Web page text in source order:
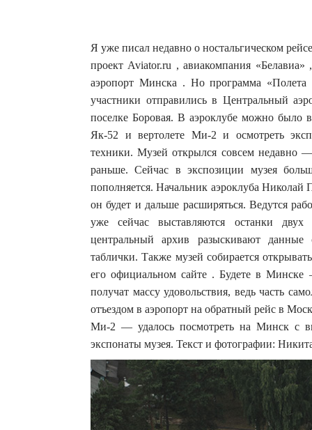
Я уже писал недавно о ностальгическом
проект Aviator.ru , авиакомпания
аэропорт Минска . Но программа «Полета
участники отправились в Центральный
поселке Боровая. В аэроклубе можно было
Як-52 и вертолете Ми-2 и осмотреть
техники. Музей открылся совсем недавно
раньше. Сейчас в экспозиции музея
пополняется. Начальник аэроклуба
он будет и дальше расширяться. Ведутся
уже сейчас выставляются останки
центральный архив разыскивают
таблички. Также музей собирается
его официальном сайте . Будете в
получат массу удовольствия, ведь часть
отъездом в аэропорт на обратный рейс в
Ми-2 — удалось посмотреть на Минск с
экспонаты музея. Текст и фотографии: